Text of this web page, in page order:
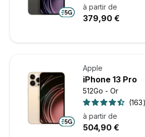
à partir de
379,90 €
Apple
iPhone 13 Pro
512Go - Or
163
à partir de
504,90 €